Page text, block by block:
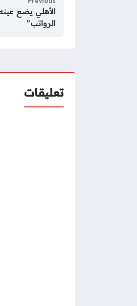
الرواتب”
تعليقات